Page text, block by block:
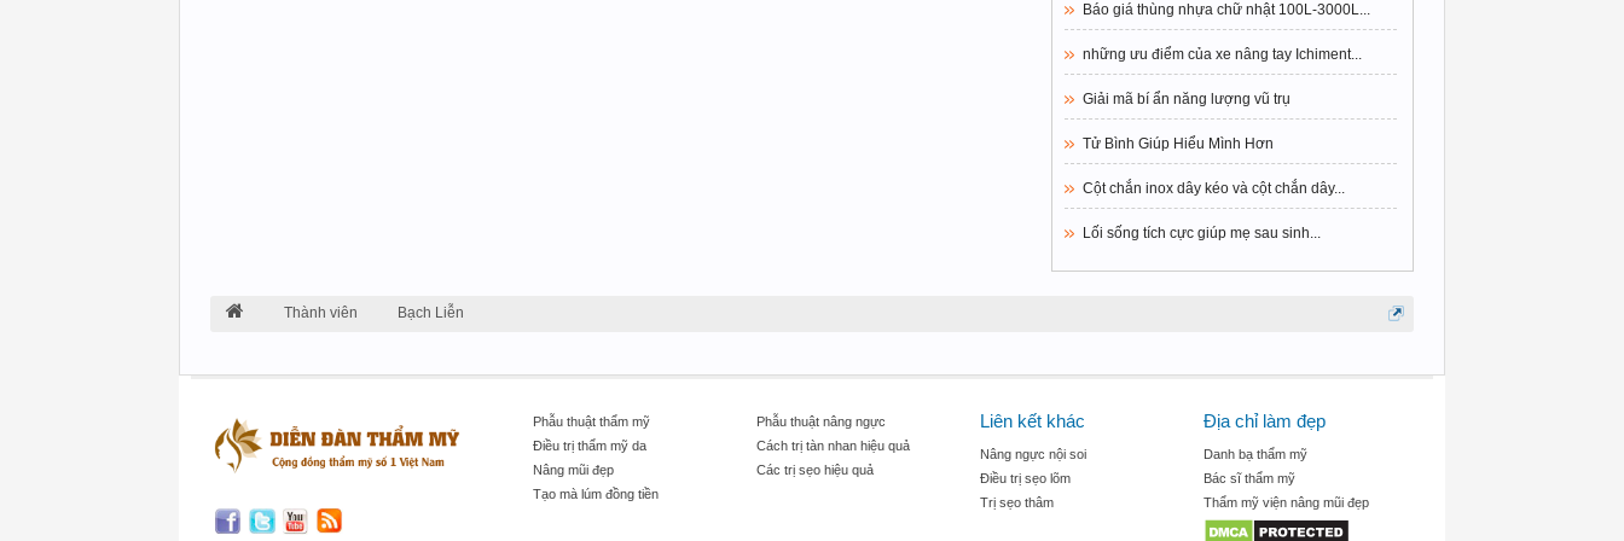
Báo giá thùng nhựa chữ nhật 100L-3000L...
những ưu điểm của xe nâng tay Ichiment...
Giải mã bí ẩn năng lượng vũ trụ
Tử Bình Giúp Hiểu Mình Hơn
Cột chắn inox dây kéo và cột chắn dây...
Lối sống tích cực giúp mẹ sau sinh...
Thành viên Bạch Liễn
Phẫu thuật thẩm mỹ
Điều trị thẩm mỹ da
Nâng mũi đẹp
Tạo mà lúm đồng tiền
Phẫu thuật nâng ngực
Cách trị tàn nhan hiệu quả
Các trị sẹo hiệu quả
Liên kết khác
Nâng ngực nội soi
Điều trị sẹo lõm
Trị sẹo thâm
Địa chỉ làm đẹp
Danh bạ thẩm mỹ
Bác sĩ thẩm mỹ
Thẩm mỹ viện nâng mũi đẹp